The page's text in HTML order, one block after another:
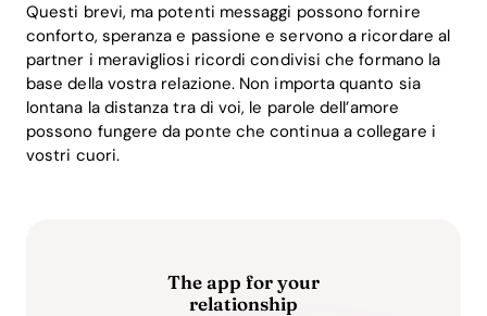
Questi brevi, ma potenti messaggi possono fornire
conforto, speranza e passione e servono a ricordare al
partner i meravigliosi ricordi condivisi che formano la
base della vostra relazione. Non importa quanto sia
lontana la distanza tra di voi, le parole dell’amore
possono fungere da ponte che continua a collegare i
vostri cuori.
The app for your
relationship